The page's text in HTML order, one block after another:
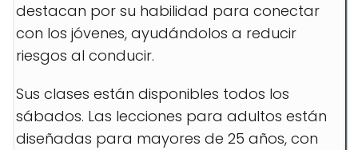
destacan por su habilidad para conectar
con los jóvenes, ayudándolos a reducir
riesgos al conducir.
Sus clases están disponibles todos los
sábados. Las lecciones para adultos están
diseñadas para mayores de 25 años, con